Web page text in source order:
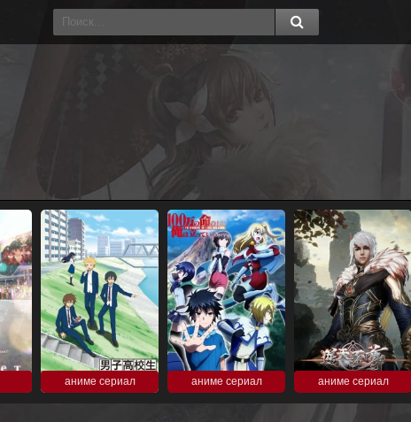
аниме сериал аниме сериал аниме сериал